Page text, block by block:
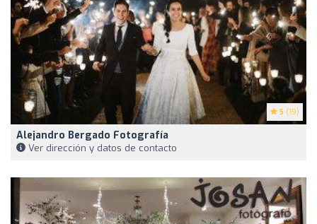
5 (19)
Alejandro Bergado Fotografía
Ver dirección y datos de contacto